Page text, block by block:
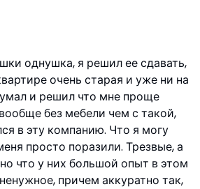
однушка, я решил ее сдавать,
очень старая и уже ни на
и решил что мне проще
без мебели чем с такой,
в эту компанию. Что я могу
просто поразили. Трезвые, а
что у них большой опыт в этом
причем аккуратно так,